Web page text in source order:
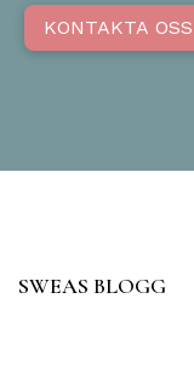
KONTAKTA OSS
SWEAS BLOGG